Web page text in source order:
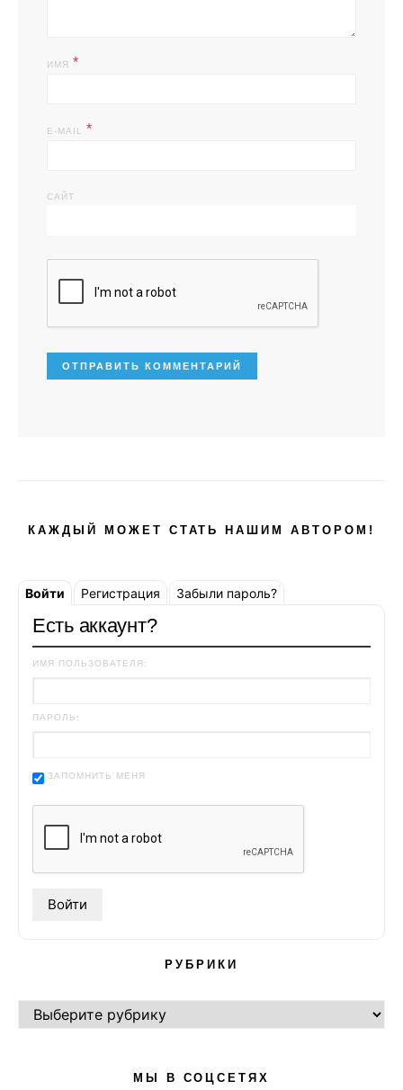
ИМЯ *
E-MAIL *
САЙТ
КАЖДЫЙ МОЖЕТ СТАТЬ НАШИМ АВТОРОМ!
Войти Регистрация Забыли пароль?
Есть аккаунт?
ИМЯ ПОЛЬЗОВАТЕЛЯ:
ПАРОЛЬ:
ЗАПОМНИТЬ МЕНЯ
РУБРИКИ
МЫ В СОЦСЕТЯХ